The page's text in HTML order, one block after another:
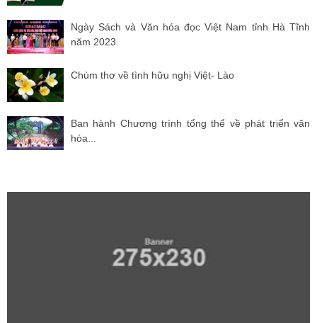
Ngày Sách và Văn hóa đọc Việt Nam tỉnh Hà Tĩnh
năm 2023
Chùm thơ về tình hữu nghị Việt- Lào
Ban hành Chương trình tổng thể về phát triển văn
hóa...